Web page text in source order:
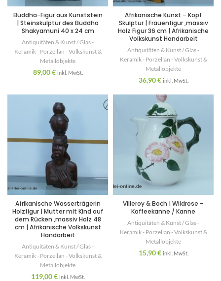
Buddha-Figur aus Kunststein
| Steinskulptur des Buddha
Shakyamuni 40 x 24 cm
Antiquitäten & Kunst / Glas -
Keramik - Porzellan - Volkskunst &
Metallobjekte
89,00€ inkl. MwSt.
Afrikanische Kunst – Kopf
Skulptur | Frauenfigur ,massiv
Holz Figur 36 cm | Afrikanische
Volkskunst Handarbeit
Antiquitäten & Kunst / Glas -
Keramik - Porzellan - Volkskunst &
Metallobjekte
36,90€ inkl. MwSt.
Afrikanische Wasserträgerin
Holzfigur | Mutter mit Kind auf
dem Rücken ,massiv Holz 48
cm | Afrikanische Volkskunst
Handarbeit
Antiquitäten & Kunst / Glas -
Keramik - Porzellan - Volkskunst &
Metallobjekte
119,00€ inkl. MwSt.
Villeroy & Boch | Wildrose –
Kaffeekanne / Kanne
Antiquitäten & Kunst / Glas -
Keramik - Porzellan - Volkskunst &
Metallobjekte
15,90€ inkl. MwSt.